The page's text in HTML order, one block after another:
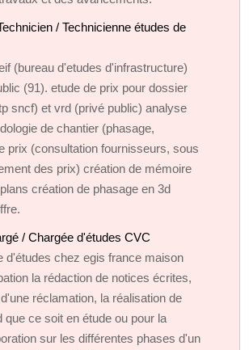
/ Technicienne études de
(bureau d'etudes d'infrastructure)
(91). etude de prix pour dossier
sncf) et vrd (privé public) analyse
de chantier (phasage,
prix (consultation fournisseurs, sous
des prix) création de mémoire
création de phasage en 3d
/ Chargée d'études CVC
d'études chez egis france maison
la rédaction de notices écrites,
réclamation, la réalisation de
que ce soit en étude ou pour la
sur les différentes phases d'un